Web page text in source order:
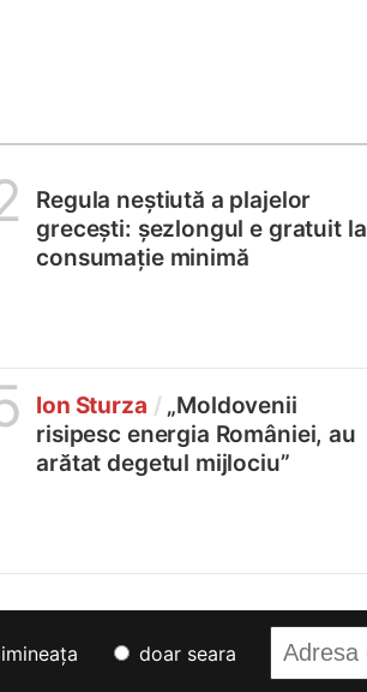
Regula neștiută a plajelor
grecești: șezlongul e gratuit la
consumație minimă
Ion Sturza / „Moldovenii
risipesc energia României, au
arătat degetul mijlociu”
doar seara